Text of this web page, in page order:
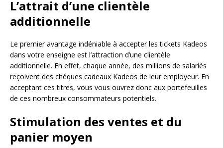
L’attrait d’une clientèle
additionnelle
Le premier avantage indéniable à accepter les tickets Kadeos
dans votre enseigne est l’attraction d’une clientèle
additionnelle. En effet, chaque année, des millions de salariés
reçoivent des chèques cadeaux Kadeos de leur employeur. En
acceptant ces titres, vous vous ouvrez donc aux portefeuilles
de ces nombreux consommateurs potentiels.
Stimulation des ventes et du
panier moyen